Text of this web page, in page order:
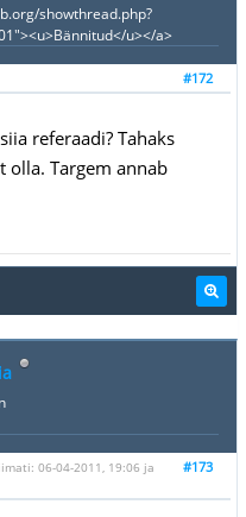
showthread.php?
u></a>
#172
referaadi? Tahaks
olla. Targem annab
#173
06-04-2011, 19:06 ja